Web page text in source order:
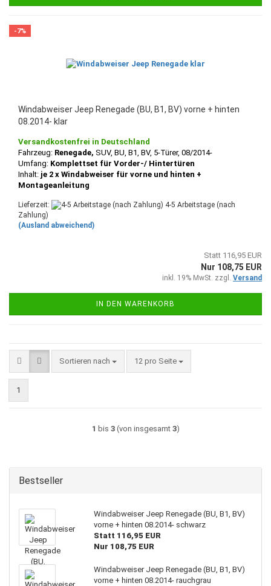
-7%
Windabweiser Jeep Renegade (BU, B1, BV) vorne + hinten
08.2014- klar
Versandkostenfrei in Deutschland
Fahrzeug: Renegade, SUV, BU, B1, BV, 5-Türer, 08/2014-
Umfang: Komplettset für Vorder-/ Hintertüren
Inhalt: je 2 x Windabweiser für vorne und hinten +
Montageanleitung
Lieferzeit:
4-5 Arbeitstage (nach
Zahlung)
(Ausland abweichend)
Statt 116,95 EUR
Nur 108,75 EUR
inkl. 19% MwSt. zzgl. Versand
IN DEN WARENKORB
Sortieren nach
Sortieren nach 12 pro Seite
pro Seite
1
1 bis 3(von insgesamt 3)
Bestseller
Windabweiser Jeep Renegade (BU, B1, BV)
vorne + hinten 08.2014- schwarz
Statt 116,95 EUR
Nur 108,75 EUR
Windabweiser Jeep Renegade (BU, B1, BV)
vorne + hinten 08.2014- rauchgrau